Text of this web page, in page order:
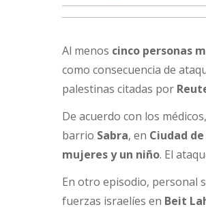
Al menos cinco personas
como consecuencia de
palestinas citadas por
De acuerdo con los
barrio Sabra, en Ciudad
mujeres y un niño. El
En otro episodio, personal
fuerzas israelíes en Beit